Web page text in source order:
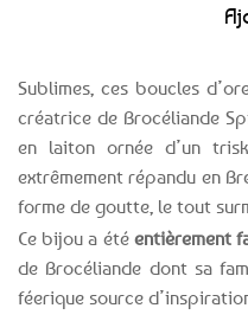
Sublimes, ces boucles
créatrice de Brocéliande
en laiton ornée d’un
extrêmement répandu en
forme de goutte, le tout
Ce bijou a été entièrement
de Brocéliande dont sa
féerique source